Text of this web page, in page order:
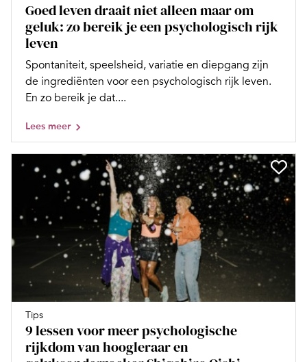
Goed leven draait niet alleen maar om
geluk: zo bereik je een psychologisch rijk
leven
Spontaniteit, speelsheid, variatie en diepgang zijn
de ingrediënten voor een psychologisch rijk leven.
En zo bereik je dat....
Lees meer
Tips
9 lessen voor meer psychologische
rijkdom van hoogleraar en